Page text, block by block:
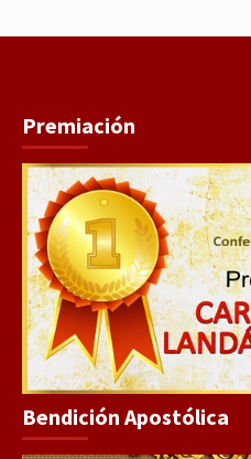
Premiación
Bendición Apostólica